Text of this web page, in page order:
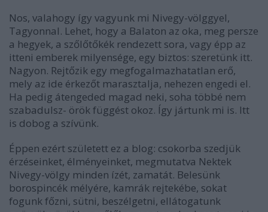
Nos, valahogy így vagyunk mi Nivegy-völggyel,
Tagyonnal. Lehet, hogy a Balaton az oka, meg persze
a hegyek, a szőlőtőkék rendezett sora, vagy épp az
itteni emberek milyensége, egy biztos: szeretünk itt.
Nagyon. Rejtőzik egy megfogalmazhatatlan erő,
mely az ide érkezőt marasztalja, nehezen engedi el.
Ha pedig átengeded magad neki, soha többé nem
szabadulsz- örök függést okoz. Így jártunk mi is. Itt
is dobog a szívünk.
Éppen ezért született ez a blog: csokorba szedjük
érzéseinket, élményeinket, megmutatva Nektek
Nivegy-völgy minden ízét, zamatát. Belesünk
borospincék mélyére, kamrák rejtekébe, sokat
fogunk főzni, sütni, beszélgetni, ellátogatunk